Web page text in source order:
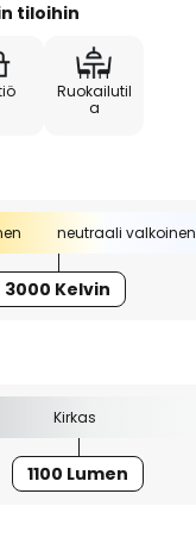
tiloihin
Ruokailutil
a
neutraali valkoinen
3000 Kelvin
Kirkas
1100 Lumen